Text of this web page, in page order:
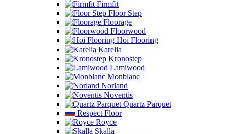
Firmfit
Floor Step
Floorage
Floorwood
Hoi Flooring
Karelia
Kronostep
Lamiwood
Monblanc
Norland
Noventis
Quartz Parquet
Respect Floor
Royce
Skalla